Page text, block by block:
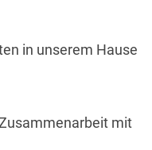
in unserem Hause
mit